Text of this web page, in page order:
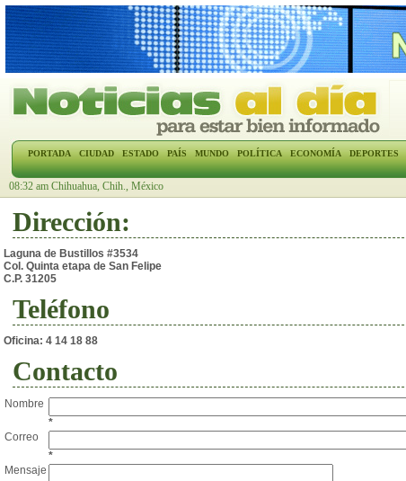
PORTADA CIUDAD ESTADO PAÍS MUNDO POLÍTICA ECONOMÍA DEPORTES
08:32 am Chihuahua, Chih., México
Dirección:
Laguna de Bustillos #3534
Col. Quinta etapa de San Felipe
C.P. 31205
Teléfono
Oficina: 4 14 18 88
Contacto
Nombre
*
Correo
*
Mensaje